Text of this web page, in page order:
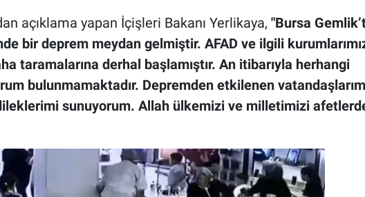
açıklama yapan İçişleri Bakanı Yerlikaya, "Bursa
bir deprem meydan gelmiştir. AFAD ve ilgili
taramalarına derhal başlamıştır. An itibarıyla herhangi
bulunmamaktadır. Depremden etkilenen
sunuyorum. Allah ülkemizi ve milletimizi